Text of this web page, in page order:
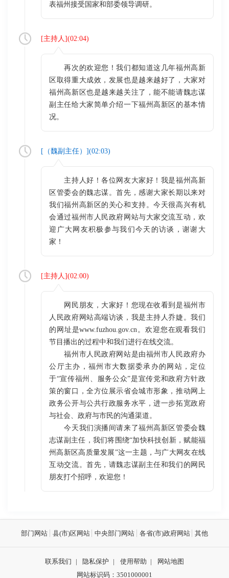
表福州接受国家和部委领导调研。
[主持人](02:04)
再次的欢迎您！我们都知道这几年福州高新
区取得重大成效，发展也是越来越好了，大家对
福州高新区也是越来越关注了，能不能请魏志谋
副主任给大家简单介绍一下福州高新区的基本情
况。
[（魏副主任）](02:03)
主持人好！各位网友大家好！我是福州高新
区管委会的魏志谋。首先，感谢大家长期以来对
我们福州高新区的关心和支持。今天很高兴有机
会通过福州市人民政府网站与大家交流互动，欢
迎广大网友积极参与我们今天的访谈，谢谢大
家！
[主持人](02:00)
网民朋友，大家好！您现在收看到是福州市
人民政府网站高端访谈，我是主持人乔婕。我们
的网址是www.fuzhou.gov.cn。欢迎您在观看我们
节目播出的过程中和我们进行在线交流。
福州市人民政府网站是由福州市人民政府办
公厅主办，福州市大数据委承办的网站，定位
于“宣传福州、服务公众”是宣传党和政府方针政
策的窗口，全方位展示省会城市形象，推动网上
政务公开与公共行政服务水平，进一步拓宽政府
与社会、政府与市民的沟通渠道。
今天我们演播间请来了福州高新区管委会魏
志谋副主任，我们将围绕“加快科技创新，赋能福
州高新区高质量发展”这一主题，与广大网友在线
互动交流。首先，请魏志谋副主任和我们的网民
朋友打个招呼，欢迎您！
部门网站 县(市)区网站 中央部门网站 各省(市)政府网站 其他
联系我们 | 隐私保护 | 使用帮助 |
网站地图
网站标识码：3501000001